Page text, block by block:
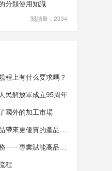
分類使用知識
閱讀量：2334
程上有什么要求嗎？
民解放軍成立95周年
國外的加工市場
精密機械零件加工能給產品帶來更優質的產品質量
精密機械零件加工定制服務——專業賦能高品質產品
程